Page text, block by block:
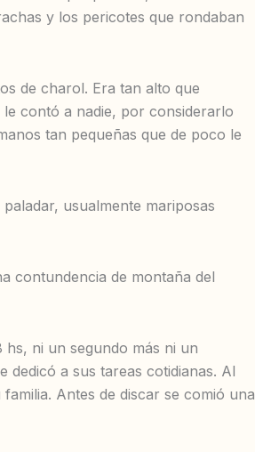
y los pericotes que rondaban
de charol. Era tan alto que
contó a nadie, por considerarlo
tan pequeñas que de poco le
usualmente mariposas
contundencia de montaña del
ni un segundo más ni un
a sus tareas cotidianas. Al
Antes de discar se comió una